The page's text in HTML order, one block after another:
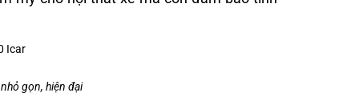
gọn, hiện đại